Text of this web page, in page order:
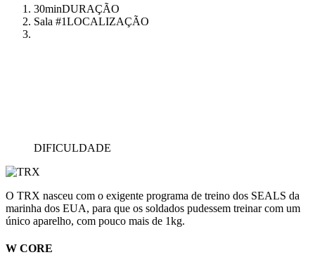
30minDURAÇÃO
Sala #1LOCALIZAÇÃO
DIFICULDADE
O TRX nasceu com o exigente programa de treino dos SEALS da
marinha dos EUA, para que os soldados pudessem treinar com um
único aparelho, com pouco mais de 1kg.
W CORE